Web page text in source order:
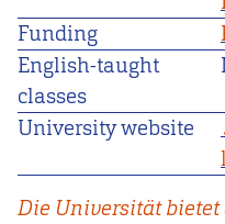
Funding
English-taught
classes
University website
Die Universität bietet